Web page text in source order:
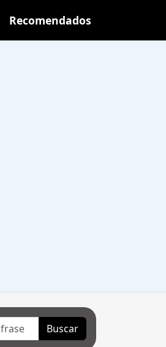
Recomendados
Buscar